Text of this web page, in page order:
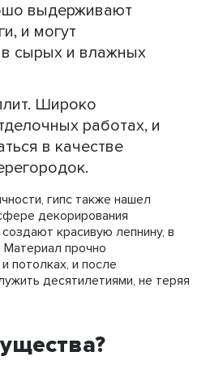
выдерживают
и могут
в сырых и влажных
Широко
работах, и
в качестве
гипс также нашел
декорирования
красивую лепнину, в
прочно
потолках, и после
десятилетиями, не теряя